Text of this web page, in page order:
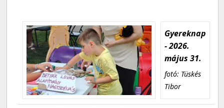
Gyereknap
- 2026.
május 31.
fotó: Tüskés
Tibor